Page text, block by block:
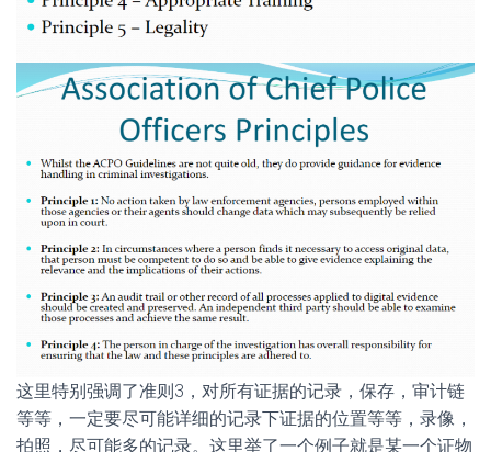
这里特别强调了准则3，对所有证据的记录，保存，审计链
等等，一定要尽可能详细的记录下证据的位置等等，录像，
拍照，尽可能多的记录。这里举了一个例子就是某一个证物